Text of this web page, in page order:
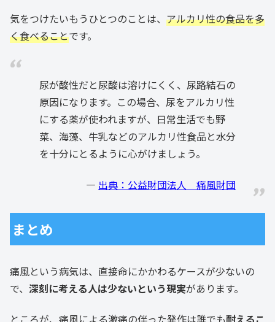
気をつけたいもうひとつのことは、 アルカリ性の食品を多
く食べることです。
尿が酸性だと尿酸は溶けにくく、尿路結石の
原因になります。この場合、尿をアルカリ性
にする薬が使われますが、日常生活でも野
菜、海藻、牛乳などのアルカリ性食品と水分
を十分にとるように心がけましょう。
出典：公益財団法人 痛風財団
まとめ
痛風という病気は、直接命にかかわるケースが少ないの
で、 深刻に考える人は少ないという現実があります。